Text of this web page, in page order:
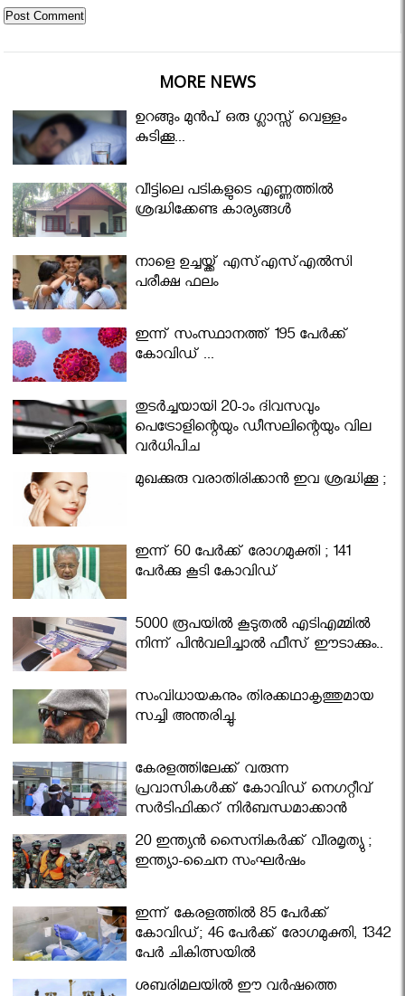
MORE NEWS
ഉറങ്ങും മുന്‍പ് ഒരു ഗ്ലാസ്സ് വെള്ളം
കുടിക്കൂ...
വീട്ടിലെ പടികളുടെ എണ്ണത്തിൽ
ശ്രദ്ധിക്കേണ്ട കാര്യങ്ങൾ
നാളെ ഉച്ചയ്ക്ക് എസ്എസ്എല്‍സി
പരീക്ഷ ഫലം
ഇന്ന് സംസ്ഥാനത്ത് 195 പേര്‍ക്ക്
കോവിഡ് ...
തുടർച്ചയായി 20-ാം ദിവസവും
പെട്രോളിന്റെയും ഡീസലിന്റെയും വില
വര്‍ധിപ്പിച്ചു
മുഖക്കുരു വരാതിരിക്കാന്‍ ഇവ ശ്രദ്ധിക്കൂ ;
ഇന്ന് 60 പേർക്ക് രോഗമുക്തി ; 141
പേര്‍ക്കു കൂടി കോവിഡ്
5000 രൂപയിൽ കൂടുതൽ എടിഎമ്മിൽ
നിന്ന് പിൻവലിച്ചാൽ ഫീസ് ഈടാക്കും..
സംവിധായകനും തിരക്കഥാകൃത്തുമായ
സച്ചി അന്തരിച്ചു.
കേരളത്തിലേക്ക് വരുന്ന
പ്രവാസികള്‍ക്ക് കോവിഡ് നെഗറ്റീവ്
സര്‍ട്ടിഫിക്കറ്റ് നിർബന്ധമാക്കാൻ
മന്ത്രിസഭ
20 ഇന്ത്യൻ സൈനികർക്ക് വീരമൃത്യു ;
ഇന്ത്യാ-ചൈന സംഘർഷം
ഇന്ന് കേരളത്തിൽ 85 പേർക്ക്
കോവിഡ്; 46 പേർക്ക് രോഗമുക്തി, 1342
പേർ ചികിത്സയിൽ
ശബരിമലയില്‍ ഈ വർഷത്തെ